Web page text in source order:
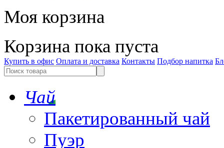
Моя корзина
Корзина пока пуста
Купить в офис Оплата и доставка Контакты Подбор напитка
Чай
Пакетированный чай
Пуэр